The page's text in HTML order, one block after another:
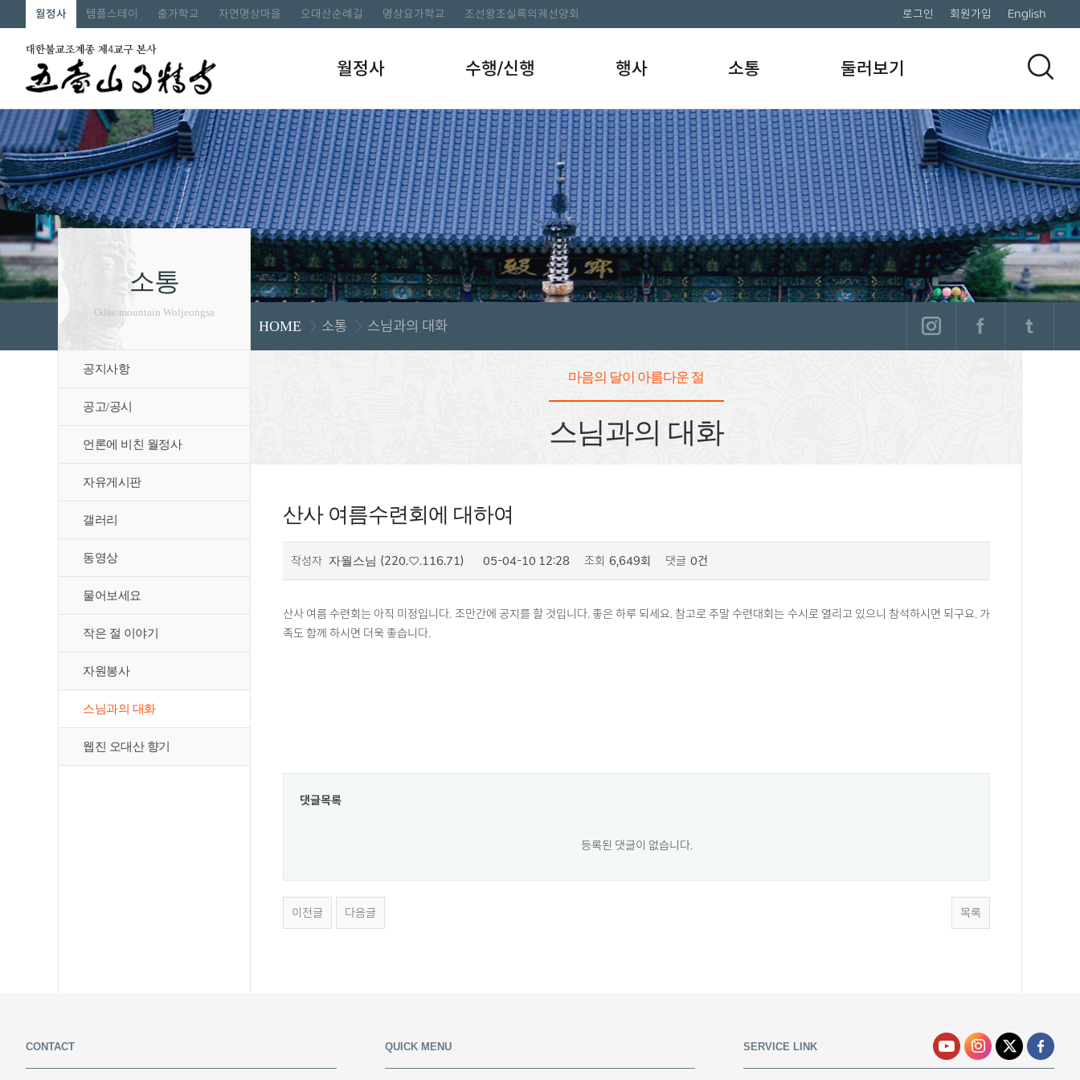
월정사 템플스테이 출가학교 자연명상마을 오대산순례길 명상요가학교 조선왕조실록의궤선양회 로그인 회원가입 English
월정사 수행/신행 행사 소통 둘러보기
소통
Odae mountain Woljeongsa
공지사항
공고/공시
언론에 비친 월정사
자유게시판
갤러리
동영상
물어보세요
작은 절 이야기
자원봉사
스님과의 대화
웹진 오대산 향기
HOME 소통 스님과의 대화
마음의 달이 아름다운 절
스님과의 대화
산사 여름수련회에 대하여
작성자 자월스님 (220.♡.116.71) 05-04-10 12:28 조회 6,649회 댓글 0건
산사 여름 수련회는 아직 미정입니다. 조만간에 공지를 할 것입니다. 좋은 하루 되세요. 참고로 주말 수련대회는 수시로 열리고 있으니 참석하시면 되구요. 가
족도 함께 하시면 더욱 좋습니다.
댓글목록
등록된 댓글이 없습니다.
이전글 다음글 목록
CONTACT QUICK MENU SERVICE LINK